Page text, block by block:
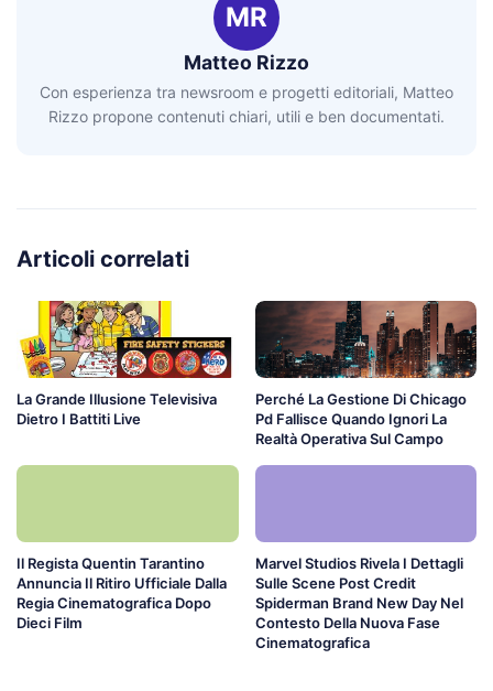
MR
Matteo Rizzo
Con esperienza tra newsroom e progetti editoriali, Matteo
Rizzo propone contenuti chiari, utili e ben documentati.
Articoli correlati
La Grande Illusione Televisiva
Dietro I Battiti Live
Perché La Gestione Di Chicago
Pd Fallisce Quando Ignori La
Realtà Operativa Sul Campo
Il Regista Quentin Tarantino
Annuncia Il Ritiro Ufficiale Dalla
Regia Cinematografica Dopo
Dieci Film
Marvel Studios Rivela I Dettagli
Sulle Scene Post Credit
Spiderman Brand New Day Nel
Contesto Della Nuova Fase
Cinematografica